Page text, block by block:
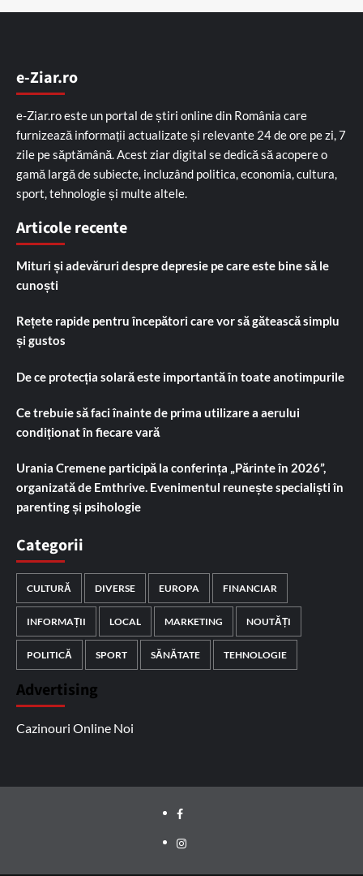
e-Ziar.ro
e-Ziar.ro este un portal de știri online din România care
furnizează informații actualizate și relevante 24 de ore pe zi, 7
zile pe săptămână. Acest ziar digital se dedică să acopere o
gamă largă de subiecte, incluzând politica, economia, cultura,
sport, tehnologie și multe altele.
Articole recente
Mituri și adevăruri despre depresie pe care este bine să le
cunoști
Rețete rapide pentru începători care vor să gătească simplu
și gustos
De ce protecția solară este importantă în toate anotimpurile
Ce trebuie să faci înainte de prima utilizare a aerului
condiționat în fiecare vară
Urania Cremene participă la conferința „Părinte în 2026”,
organizată de Emthrive. Evenimentul reunește specialiști în
parenting și psihologie
Categorii
CULTURĂ DIVERSE EUROPA FINANCIAR
INFORMAȚII LOCAL MARKETING NOUTĂȚI
POLITICĂ SPORT SĂNĂTATE TEHNOLOGIE
Advertising
Cazinouri Online Noi
Facebook
Instagram